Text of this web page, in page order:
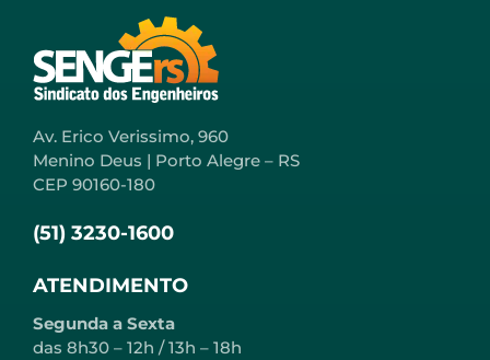
Av. Erico Verissimo, 960
Menino Deus | Porto Alegre – RS
CEP 90160-180
(51) 3230-1600
ATENDIMENTO
Segunda a Sexta
das 8h30 – 12h / 13h – 18h